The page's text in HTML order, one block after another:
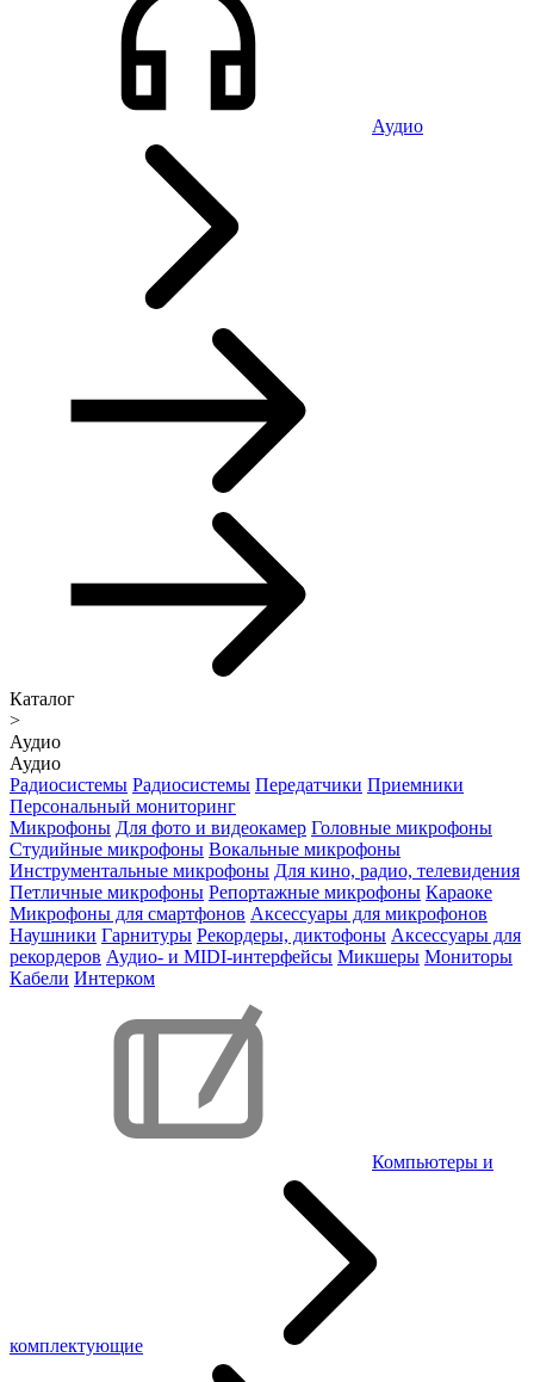
Аудио
Каталог
>
Аудио
Аудио
Радиосистемы Радиосистемы Передатчики Приемники
Персональный мониторинг
Микрофоны Для фото и видеокамер Головные микрофоны
Студийные микрофоны Вокальные микрофоны
Инструментальные микрофоны Для кино, радио, телевидения
Петличные микрофоны Репортажные микрофоны Караоке
Микрофоны для смартфонов Аксессуары для микрофонов
Наушники Гарнитуры Рекордеры, диктофоны Аксессуары для
рекордеров Аудио- и MIDI-интерфейсы Микшеры Мониторы
Кабели Интерком
Компьютеры и
комплектующие